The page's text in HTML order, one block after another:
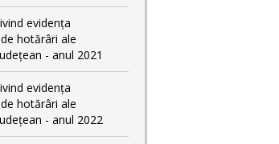
evidența
hotărâri ale
- anul 2021
evidența
hotărâri ale
- anul 2022